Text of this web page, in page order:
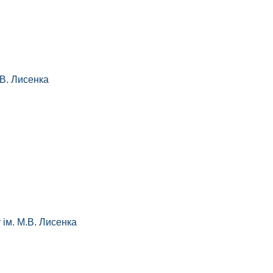
В. Лисенка
ім. М.В. Лисенка